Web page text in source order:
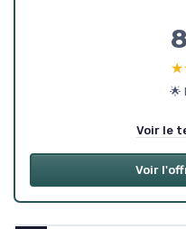
🌟
Voir le
Voir